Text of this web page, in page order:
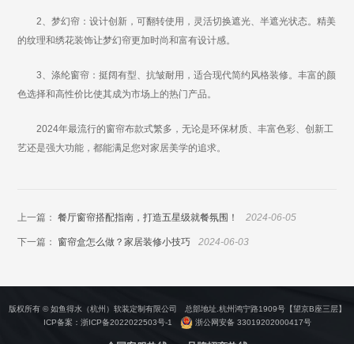
2、梦幻帘：设计创新，可翻转使用，灵活切换遮光、半遮光状态。精美
的纹理和绣花装饰让梦幻帘更加时尚和富有设计感。
3、涤纶窗帘：挺阔有型、抗皱耐用，适合现代简约风格装修。丰富的颜
色选择和高性价比使其成为市场上的热门产品。
2024年最流行的窗帘布款式繁多，无论是环保材质、丰富色彩、创新工
艺还是强大功能，都能满足您对家居美学的追求。
上一篇：餐厅窗帘搭配指南，打造五星级就餐氛围！ 2024-06-05
下一篇： 窗帘盒怎么做？家居装修小技巧 2024-06-03
版权所有 © 如鱼得水（杭州）软装定制有限公司 总部地址.杭州鸿宁路1909号【望京B座三层】
ICP备案： 浙ICP备2022022503号-1 浙公网安备 33019202000417号